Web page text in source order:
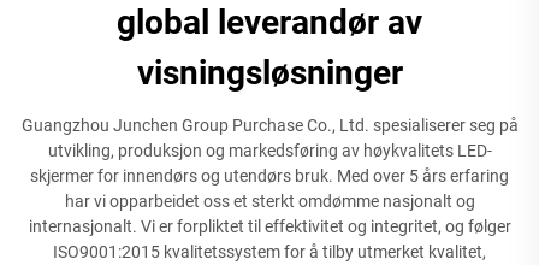
global leverandør av
visningsløsninger
Guangzhou Junchen Group Purchase Co., Ltd. spesialiserer seg på
utvikling, produksjon og markedsføring av høykvalitets LED-
skjermer for innendørs og utendørs bruk. Med over 5 års erfaring
har vi opparbeidet oss et sterkt omdømme nasjonalt og
internasjonalt. Vi er forpliktet til effektivitet og integritet, og følger
ISO9001:2015 kvalitetssystem for å tilby utmerket kvalitet,